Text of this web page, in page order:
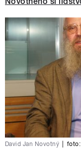
kde se
David Jan Novotný foto: